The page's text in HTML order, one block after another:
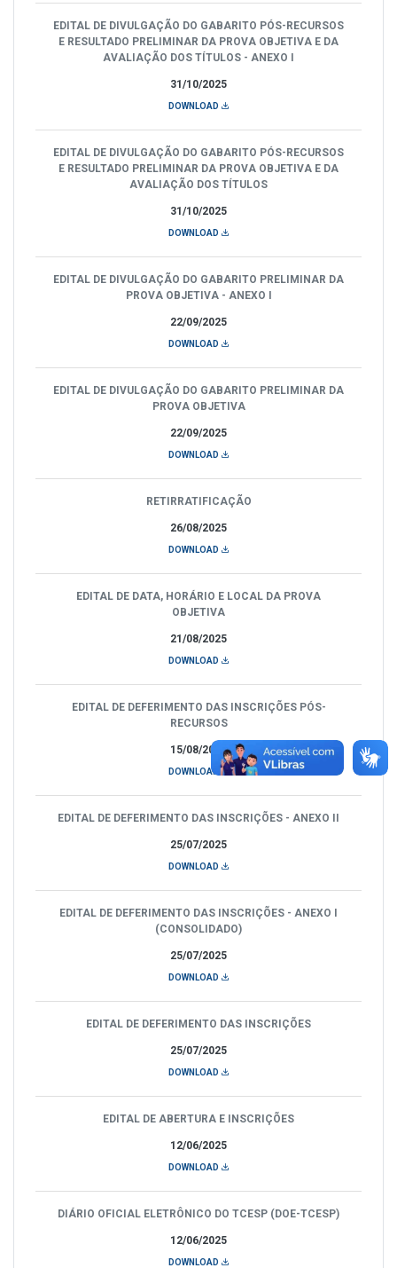
31/10/2025
EDITAL DE DIVULGAÇÃO DO GABARITO PÓS-RECURSOS
E RESULTADO PRELIMINAR DA PROVA OBJETIVA E DA
AVALIAÇÃO DOS TÍTULOS - ANEXO I
DOWNLOAD
31/10/2025
EDITAL DE DIVULGAÇÃO DO GABARITO PÓS-RECURSOS
E RESULTADO PRELIMINAR DA PROVA OBJETIVA E DA
AVALIAÇÃO DOS TÍTULOS
DOWNLOAD
22/09/2025
EDITAL DE DIVULGAÇÃO DO GABARITO PRELIMINAR DA
PROVA OBJETIVA - ANEXO I
DOWNLOAD
22/09/2025
EDITAL DE DIVULGAÇÃO DO GABARITO PRELIMINAR DA
PROVA OBJETIVA
DOWNLOAD
26/08/2025
RETIRRATIFICAÇÃO
DOWNLOAD
21/08/2025
EDITAL DE DATA, HORÁRIO E LOCAL DA PROVA
OBJETIVA
DOWNLOAD
15/08/2025
EDITAL DE DEFERIMENTO DAS INSCRIÇÕES PÓS-
RECURSOS
DOWNLOAD
25/07/2025
EDITAL DE DEFERIMENTO DAS INSCRIÇÕES - ANEXO II
DOWNLOAD
25/07/2025
EDITAL DE DEFERIMENTO DAS INSCRIÇÕES - ANEXO I
(CONSOLIDADO)
DOWNLOAD
25/07/2025
EDITAL DE DEFERIMENTO DAS INSCRIÇÕES
DOWNLOAD
12/06/2025
EDITAL DE ABERTURA E INSCRIÇÕES
DOWNLOAD
12/06/2025
DIÁRIO OFICIAL ELETRÔNICO DO TCESP (DOE-TCESP)
DOWNLOAD